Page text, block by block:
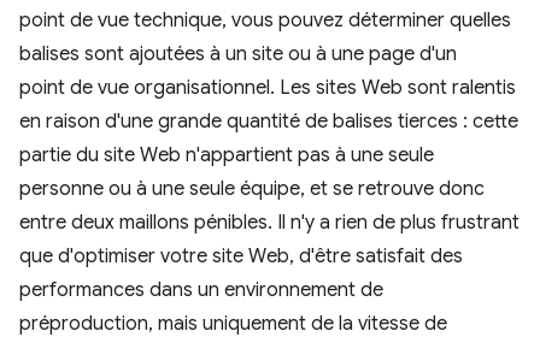
point de vue technique, vous pouvez déterminer quelles
balises sont ajoutées à un site ou à une page d'un
point de vue organisationnel. Les sites Web sont ralentis
en raison d'une grande quantité de balises tierces : cette
partie du site Web n'appartient pas à une seule
personne ou à une seule équipe, et se retrouve donc
entre deux maillons pénibles. Il n'y a rien de plus frustrant
que d'optimiser votre site Web, d'être satisfait des
performances dans un environnement de
préproduction, mais uniquement de la vitesse de